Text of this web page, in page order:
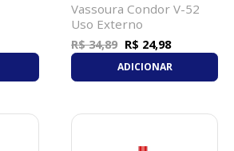
Vassoura Condor V-52
Uso Externo
R$ 34,89 R$ 24,98
ADICIONAR